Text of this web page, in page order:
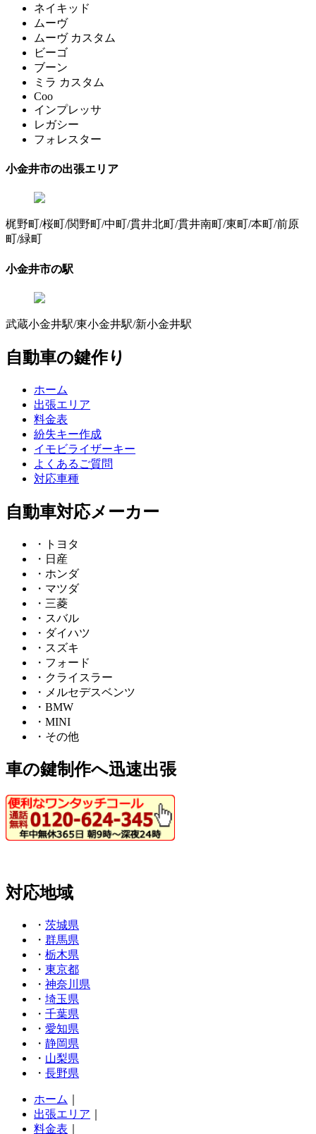
ネイキッド
ムーヴ
ムーヴ カスタム
ビーゴ
ブーン
ミラ カスタム
Coo
インプレッサ
レガシー
フォレスター
小金井市の出張エリア
梶野町/桜町/関野町/中町/貫井北町/貫井南町/東町/本町/前原
町/緑町
小金井市の駅
武蔵小金井駅/東小金井駅/新小金井駅
自動車の鍵作り
ホーム
出張エリア
料金表
紛失キー作成
イモビライザーキー
よくあるご質問
対応車種
自動車対応メーカー
・トヨタ
・日産
・ホンダ
・マツダ
・三菱
・スバル
・ダイハツ
・スズキ
・フォード
・クライスラー
・メルセデスベンツ
・BMW
・MINI
・その他
車の鍵制作へ迅速出張
対応地域
・ 茨城県
・ 群馬県
・ 栃木県
・ 東京都
・ 神奈川県
・ 埼玉県
・ 千葉県
・ 愛知県
・ 静岡県
・ 山梨県
・ 長野県
ホーム
出張エリア
料金表